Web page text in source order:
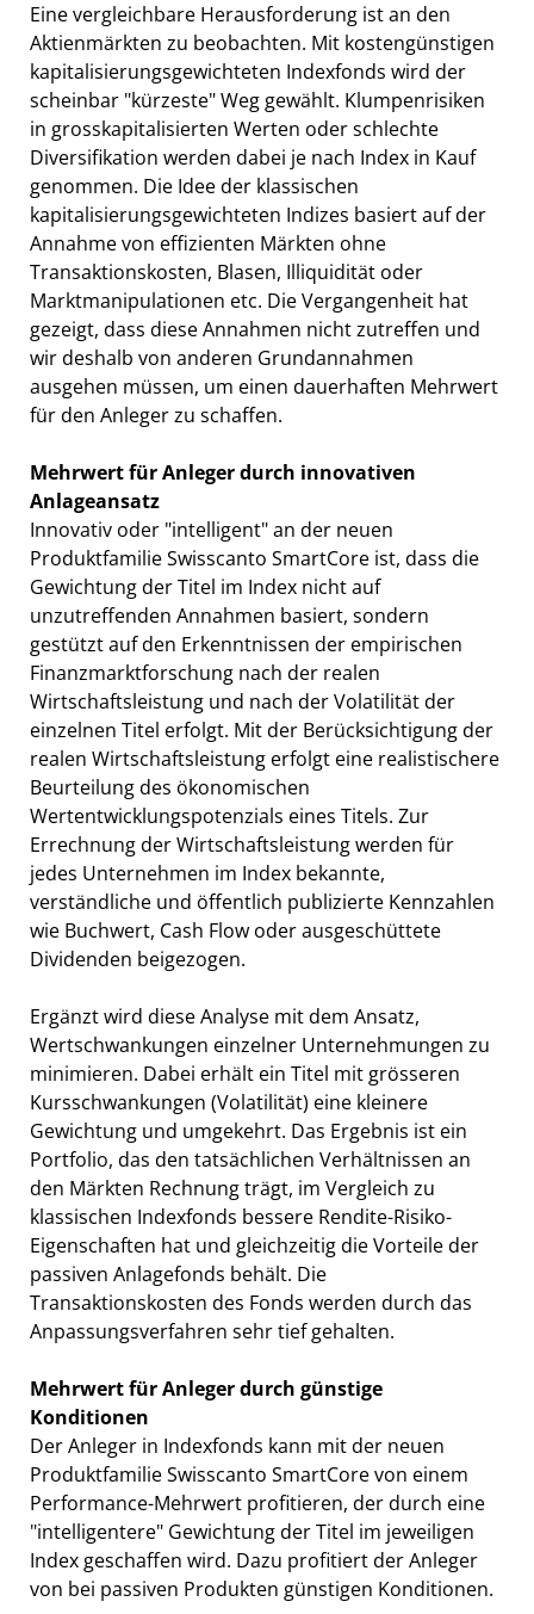
Eine vergleichbare Herausforderung ist an den
Aktienmärkten zu beobachten. Mit kostengünstigen
kapitalisierungsgewichteten Indexfonds wird der
scheinbar "kürzeste" Weg gewählt. Klumpenrisiken
in grosskapitalisierten Werten oder schlechte
Diversifikation werden dabei je nach Index in Kauf
genommen. Die Idee der klassischen
kapitalisierungsgewichteten Indizes basiert auf der
Annahme von effizienten Märkten ohne
Transaktionskosten, Blasen, Illiquidität oder
Marktmanipulationen etc. Die Vergangenheit hat
gezeigt, dass diese Annahmen nicht zutreffen und
wir deshalb von anderen Grundannahmen
ausgehen müssen, um einen dauerhaften Mehrwert
für den Anleger zu schaffen.
Mehrwert für Anleger durch innovativen
Anlageansatz
Innovativ oder "intelligent" an der neuen
Produktfamilie Swisscanto SmartCore ist, dass die
Gewichtung der Titel im Index nicht auf
unzutreffenden Annahmen basiert, sondern
gestützt auf den Erkenntnissen der empirischen
Finanzmarktforschung nach der realen
Wirtschaftsleistung und nach der Volatilität der
einzelnen Titel erfolgt. Mit der Berücksichtigung der
realen Wirtschaftsleistung erfolgt eine realistischere
Beurteilung des ökonomischen
Wertentwicklungspotenzials eines Titels. Zur
Errechnung der Wirtschaftsleistung werden für
jedes Unternehmen im Index bekannte,
verständliche und öffentlich publizierte Kennzahlen
wie Buchwert, Cash Flow oder ausgeschüttete
Dividenden beigezogen.
Ergänzt wird diese Analyse mit dem Ansatz,
Wertschwankungen einzelner Unternehmungen zu
minimieren. Dabei erhält ein Titel mit grösseren
Kursschwankungen (Volatilität) eine kleinere
Gewichtung und umgekehrt. Das Ergebnis ist ein
Portfolio, das den tatsächlichen Verhältnissen an
den Märkten Rechnung trägt, im Vergleich zu
klassischen Indexfonds bessere Rendite-Risiko-
Eigenschaften hat und gleichzeitig die Vorteile der
passiven Anlagefonds behält. Die
Transaktionskosten des Fonds werden durch das
Anpassungsverfahren sehr tief gehalten.
Mehrwert für Anleger durch günstige
Konditionen
Der Anleger in Indexfonds kann mit der neuen
Produktfamilie Swisscanto SmartCore von einem
Performance-Mehrwert profitieren, der durch eine
"intelligentere" Gewichtung der Titel im jeweiligen
Index geschaffen wird. Dazu profitiert der Anleger
von bei passiven Produkten günstigen Konditionen.